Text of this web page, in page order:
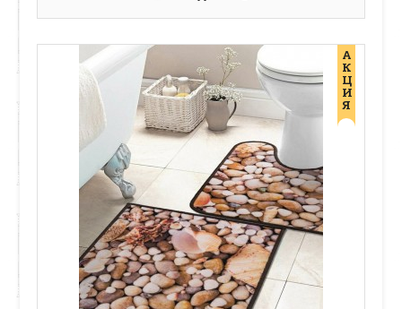
А
К
Ц
И
Я